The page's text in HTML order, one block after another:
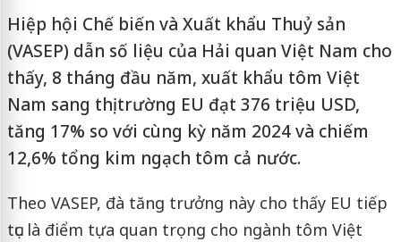
Hiệp hội Chế biến và Xuất khẩu Thuỷ sản
(VASEP) dẫn số liệu của Hải quan Việt Nam cho
thấy, 8 tháng đầu năm, xuất khẩu tôm Việt
Nam sang thị trường EU đạt 376 triệu USD,
tăng 17% so với cùng kỳ năm 2024 và chiếm
12,6% tổng kim ngạch tôm cả nước.
Theo VASEP, đà tăng trưởng này cho thấy EU tiếp
tục là điểm tựa quan trọng cho ngành tôm Việt